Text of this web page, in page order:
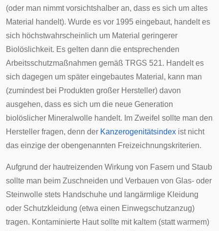
(oder man nimmt vorsichtshalber an, dass es sich um altes
Material handelt). Wurde es vor 1995 eingebaut, handelt es
sich höchstwahrscheinlich um Material geringerer
Biolöslichkeit. Es gelten dann die entsprechenden
Arbeitsschutzmaßnahmen gemäß TRGS 521. Handelt es
sich dagegen um später eingebautes Material, kann man
(zumindest bei Produkten großer Hersteller) davon
ausgehen, dass es sich um die neue Generation
biolöslicher Mineralwolle handelt. Im Zweifel sollte man den
Hersteller fragen, denn der Kanzerogenitätsindex ist nicht
das einzige der obengenannten Freizeichnungskriterien.
Aufgrund der hautreizenden Wirkung von Fasern und Staub
sollte man beim Zuschneiden und Verbauen von Glas- oder
Steinwolle stets Handschuhe und langärmlige Kleidung
oder Schutzkleidung (etwa einen Einwegschutzanzug)
tragen. Kontaminierte Haut sollte mit kaltem (statt warmem)